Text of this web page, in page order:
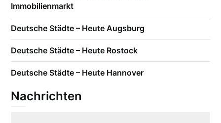
Immobilienmarkt
Deutsche Städte – Heute Augsburg
Deutsche Städte – Heute Rostock
Deutsche Städte – Heute Hannover
Nachrichten